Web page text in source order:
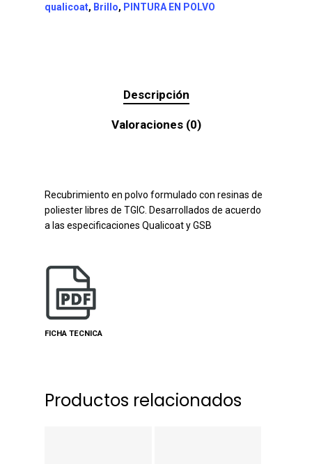
qualicoat, Brillo, PINTURA EN POLVO
Descripción
Valoraciones (0)
Recubrimiento en polvo formulado con resinas de
poliester libres de TGIC. Desarrollados de acuerdo
a las especificaciones Qualicoat y GSB
FICHA TECNICA
Productos relacionados